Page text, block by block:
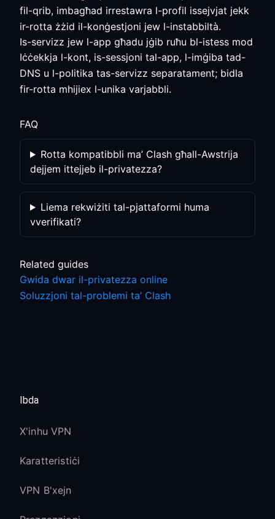
fil-qrib, imbagħad irrestawra l-profil issejvjat jekk
ir-rotta żżid il-konġestjoni jew l-instabbiltà.
Is-servizz jew l-app għadu jġib ruħu bl-istess mod
Iċċekkja l-kont, is-sessjoni tal-app, l-imġiba tad-
DNS u l-politika tas-servizz separatament; bidla
fir-rotta mhijiex l-unika varjabbli.
FAQ
Rotta kompatibbli ma’ Clash għall-Awstrija
dejjem ittejjeb il-privatezza?
Liema rekwiżiti tal-pjattaformi huma
vverifikati?
Related guides
Gwida dwar il-privatezza online
Soluzzjoni tal-problemi ta’ Clash
Ibda
X'inhu VPN
Karatteristiċi
VPN B'xejn